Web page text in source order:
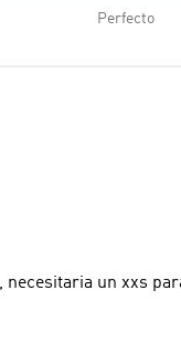
Perfecto
un xxs